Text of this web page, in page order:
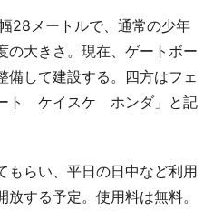
28メートルで、通常の少年
の大きさ。現在、ゲートボー
備して建設する。四方はフェ
ト ケイスケ ホンダ」と記
らい、平日の日中など利用
する予定。使用料は無料。